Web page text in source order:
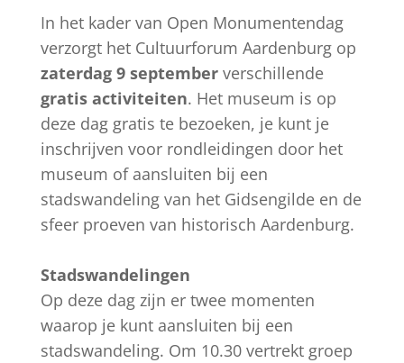
In het kader van Open Monumentendag
verzorgt het Cultuurforum Aardenburg op
zaterdag 9 septemberverschillende
gratis activiteiten. Het museum is op
deze dag gratis te bezoeken, je kunt je
inschrijven voor rondleidingen door het
museum of aansluiten bij een
stadswandeling van het Gidsengilde en de
sfeer proeven van historisch Aardenburg.
Stadswandelingen
Op deze dag zijn er twee momenten
waarop je kunt aansluiten bij een
stadswandeling. Om 10.30 vertrekt groep